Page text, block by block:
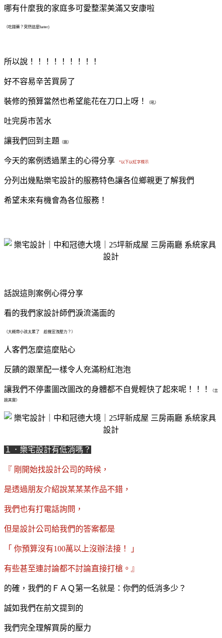
哪有什麼我的家庭多可愛整潔美滿又安康啦
（吃錯藥？突然這麼hater)
所以說！！！！！！！！！
好不容易辛苦買房了
裝修的預算當然也希望能花在刀口上呀！ （吼）
吐完房市苦水
讓我們回到主題 （跳）
今天的案例透過業主的心得分享 *以下以紅字標示
分列出幾點樂宅設計的服務特色讓各位鄉親更了解我們
希望未來有機會為各位服務！
話說這則案例心得分享
看的我們家設計師們淚流滿面的
（大概帶小孩太累了 趁機宣洩壓力？）
人客們怎麼這麼貼心
反饋的跟業配一樣令人充滿粉紅泡泡
讓我們不停畫圖改圖改的身體都不自覺輕快了起來呢！！！ （言
過其實）
１．樂宅設計有低消嗎？
『 剛開始找設計公司的時候，
是透過朋友介紹說某某某作品不錯，
我們也有打電話詢問，
但是設計公司給我們的答案都是
「 你預算沒有100萬以上沒辦法接！ 」
有些甚至連討論都不討論直接打槍。』
的確，我們的ＦＡＱ第一名就是：你們的低消多少？
誠如我們在前文提到的
我們完全理解買房的壓力